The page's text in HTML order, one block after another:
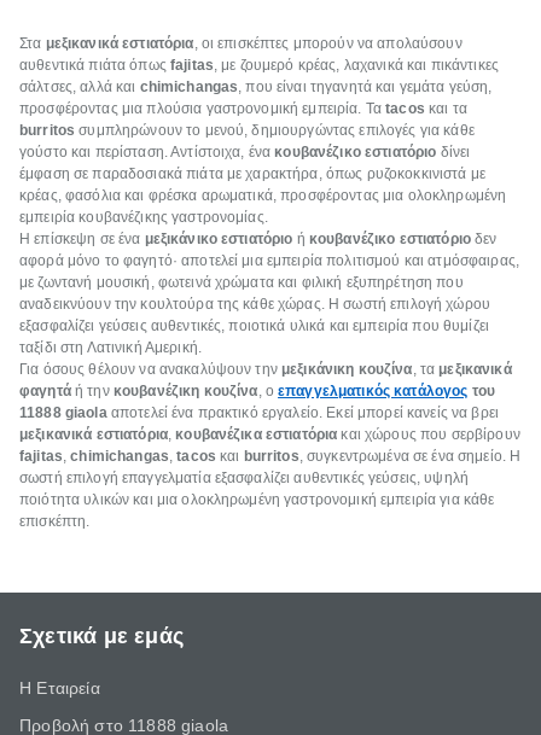
Στα μεξικανικά εστιατόρια, οι επισκέπτες μπορούν να απολαύσουν
αυθεντικά πιάτα όπως fajitas, με ζουμερό κρέας, λαχανικά και πικάντικες
σάλτσες, αλλά και chimichangas, που είναι τηγανητά και γεμάτα γεύση,
προσφέροντας μια πλούσια γαστρονομική εμπειρία. Ταtacos και τα
burritos συμπληρώνουν το μενού, δημιουργώντας επιλογές για κάθε
γούστο και περίσταση. Αντίστοιχα, ένα κουβανέζικο εστιατόριο δίνει
έμφαση σε παραδοσιακά πιάτα με χαρακτήρα, όπως ρυζοκοκκινιστά με
κρέας, φασόλια και φρέσκα αρωματικά, προσφέροντας μια ολοκληρωμένη
εμπειρία κουβανέζικης γαστρονομίας.
Η επίσκεψη σε ένα μεξικάνικο εστιατόριο ή κουβανέζικο εστιατόριο δεν
αφορά μόνο το φαγητό· αποτελεί μια εμπειρία πολιτισμού και ατμόσφαιρας,
με ζωντανή μουσική, φωτεινά χρώματα και φιλική εξυπηρέτηση που
αναδεικνύουν την κουλτούρα της κάθε χώρας. Η σωστή επιλογή χώρου
εξασφαλίζει γεύσεις αυθεντικές, ποιοτικά υλικά και εμπειρία που θυμίζει
ταξίδι στη Λατινική Αμερική.
Για όσους θέλουν να ανακαλύψουν την μεξικάνικη κουζίνα, τα μεξικανικά
φαγητάή την κουβανέζικη κουζίνα, οεπαγγελματικός κατάλογος του
11888 giaolaαποτελεί ένα πρακτικό εργαλείο. Εκεί μπορεί κανείς να βρει
μεξικανικά εστιατόρια, κουβανέζικα εστιατόρια και χώρους που σερβίρουν
fajitas,chimichangas,tacos και burritos, συγκεντρωμένα σε ένα σημείο. Η
σωστή επιλογή επαγγελματία εξασφαλίζει αυθεντικές γεύσεις, υψηλή
ποιότητα υλικών και μια ολοκληρωμένη γαστρονομική εμπειρία για κάθε
επισκέπτη.
Σχετικά με εμάς
Η Εταιρεία
Προβολή στο 11888 giaola